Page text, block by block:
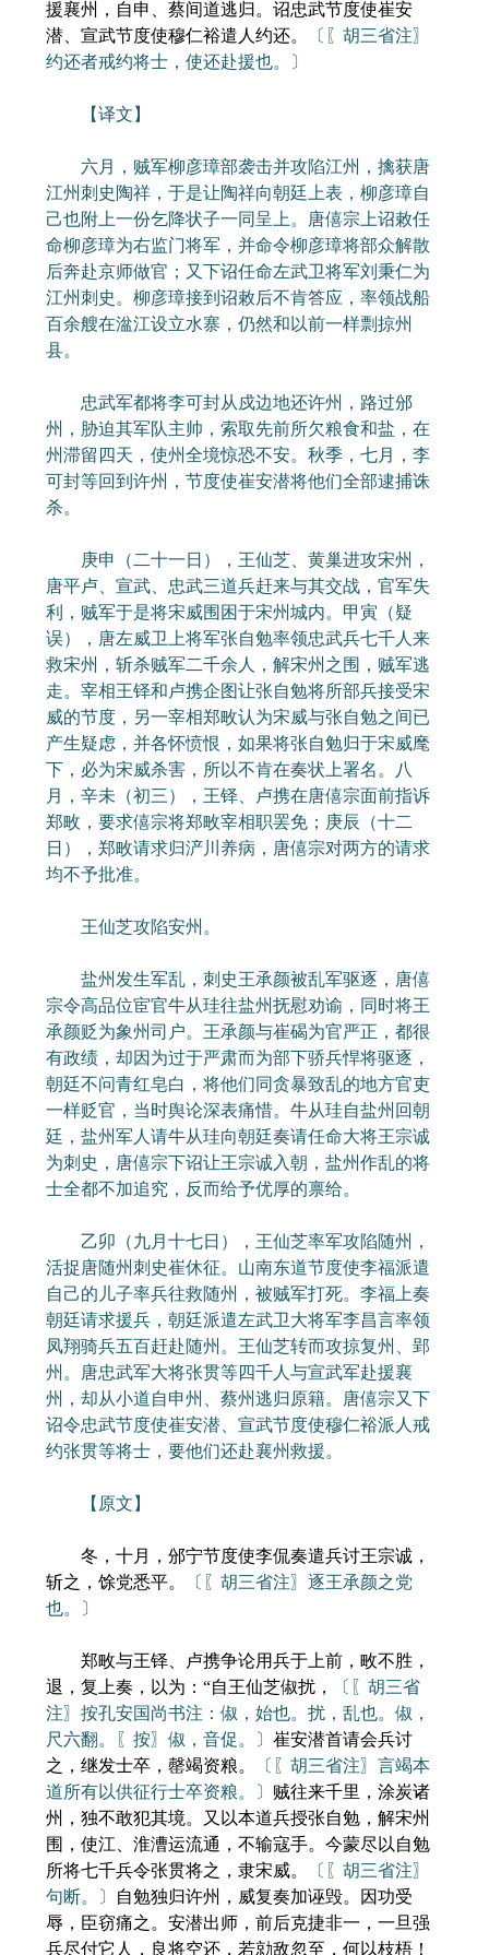
援襄州，自申、蔡间道逃归。诏忠武节度使崔安
潜、宣武节度使穆仁裕遣人约还。
〔〖胡三省注〗
约还者戒约将士，使还赴援也。〕
【译文】
六月，贼军柳彦璋部袭击并攻陷江州，擒获唐
江州刺史陶祥，于是让陶祥向朝廷上表，柳彦璋自
己也附上一份乞降状子一同呈上。唐僖宗上诏敕任
命柳彦璋为右监门将军，并命令柳彦璋将部众解散
后奔赴京师做官；又下诏任命左武卫将军刘秉仁为
江州刺史。柳彦璋接到诏敕后不肯答应，率领战船
百余艘在湓江设立水寨，仍然和以前一样剽掠州
县。
忠武军都将李可封从戍边地还许州，路过邠
州，胁迫其军队主帅，索取先前所欠粮食和盐，在
州滞留四天，使州全境惊恐不安。秋季，七月，李
可封等回到许州，节度使崔安潜将他们全部逮捕诛
杀。
庚申（二十一日），王仙芝、黄巢进攻宋州，
唐平卢、宣武、忠武三道兵赶来与其交战，官军失
利，贼军于是将宋威围困于宋州城内。甲寅（疑
误），唐左威卫上将军张自勉率领忠武兵七千人来
救宋州，斩杀贼军二千余人，解宋州之围，贼军逃
走。宰相王铎和卢携企图让张自勉将所部兵接受宋
威的节度，另一宰相郑畋认为宋威与张自勉之间已
产生疑虑，并各怀愤恨，如果将张自勉归于宋威麾
下，必为宋威杀害，所以不肯在奏状上署名。八
月，辛未（初三），王铎、卢携在唐僖宗面前指诉
郑畋，要求僖宗将郑畋宰相职罢免；庚辰（十二
日），郑畋请求归浐川养病，唐僖宗对两方的请求
均不予批准。
王仙芝攻陷安州。
盐州发生军乱，刺史王承颜被乱军驱逐，唐僖
宗令高品位宦官牛从珪往盐州抚慰劝谕，同时将王
承颜贬为象州司户。王承颜与崔碣为官严正，都很
有政绩，却因为过于严肃而为部下骄兵悍将驱逐，
朝廷不问青红皂白，将他们同贪暴致乱的地方官吏
一样贬官，当时舆论深表痛惜。牛从珪自盐州回朝
廷，盐州军人请牛从珪向朝廷奏请任命大将王宗诚
为刺史，唐僖宗下诏让王宗诚入朝，盐州作乱的将
士全都不加追究，反而给予优厚的禀给。
乙卯（九月十七日），王仙芝率军攻陷随州，
活捉唐随州刺史崔休征。山南东道节度使李福派遣
自己的儿子率兵往救随州，被贼军打死。李福上奏
朝廷请求援兵，朝廷派遣左武卫大将军李昌言率领
凤翔骑兵五百赶赴随州。王仙芝转而攻掠复州、郢
州。唐忠武军大将张贯等四千人与宣武军赴援襄
州，却从小道自申州、蔡州逃归原籍。唐僖宗又下
诏令忠武节度使崔安潜、宣武节度使穆仁裕派人戒
约张贯等将士，要他们还赴襄州救援。
【原文】
冬，十月，邠宁节度使李侃奏遣兵讨王宗诚，
斩之，馀党悉平。
〔〖胡三省注〗逐王承颜之党
也。〕
郑畋与王铎、卢携争论用兵于上前，畋不胜，
退，复上奏，以为：“自王仙芝俶扰，
〔〖胡三省
注〗按孔安国尚书注：俶，始也。扰，乱也。俶，
尺六翻。〖按〗俶，音促。〕 崔安潜首请会兵讨
之，继发士卒，罄竭资粮。
〔〖胡三省注〗言竭本
道所有以供征行士卒资粮。〕 贼往来千里，涂炭诸
州，独不敢犯其境。又以本道兵授张自勉，解宋州
围，使江、淮漕运流通，不输寇手。今蒙尽以自勉
所将七千兵令张贯将之，隶宋威。
〔〖胡三省注〗
句断。〕
自勉独归许州，威复奏加诬毁。因功受
辱，臣窃痛之。安潜出师，前后克捷非一，一旦强
兵尽付它人，良将空还，若勍敌忽至，何以枝梧！